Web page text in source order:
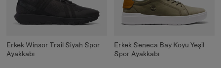
Erkek Winsor Trail Siyah Spor
Ayakkabı
Erkek Seneca Bay Koyu Yeşil
Spor Ayakkabı